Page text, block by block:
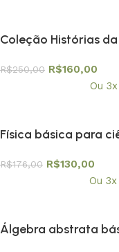
Coleção Histórias
R$250,00 R$160,00
Ou
Física básica para
R$176,00 R$130,00
Ou
Álgebra abstrata